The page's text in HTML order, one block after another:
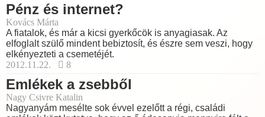
Pénz és internet?
Kovács Márta
A fiatalok, és már a kicsi gyerkőcök is anyagiasak. Az
elfoglalt szülő mindent bebiztosít, és észre sem veszi, hogy
elkényezteti a csemetéjét.
2012.11.22.
8
Emlékek a zsebből
Nagy Csivre Katalin
Nagyanyám mesélte sok évvel ezelőtt a régi, családi